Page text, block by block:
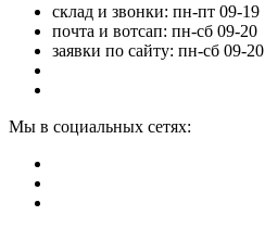
склад и звонки: пн-пт 09-19
почта и вотсап: пн-сб 09-20
заявки по сайту: пн-сб 09-20
Мы в социальных сетях: